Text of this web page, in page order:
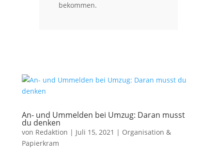
bekommen.
An- und Ummelden bei Umzug: Daran musst
du denken
von Redaktion | Juli 15, 2021 | Organisation &
Papierkram